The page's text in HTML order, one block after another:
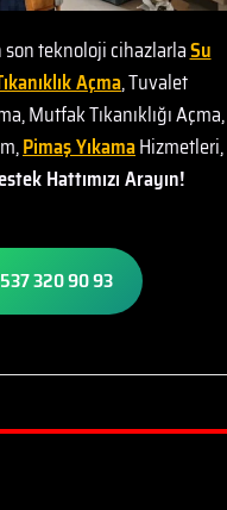
teknoloji cihazlarlaSu
Açma, Tuvalet
Mutfak Tıkanıklığı Açma,
Pimaş YıkamaHizmetleri,
Hattımızı Arayın!
320 90 93